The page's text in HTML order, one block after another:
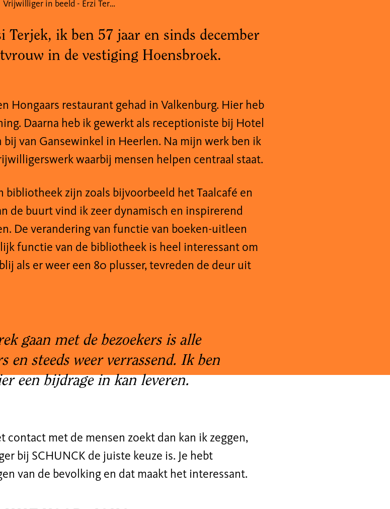
Vrijwilliger in beeld - Erzi Terjek
Terjek, ik ben 57 jaar en sinds december
in de vestiging Hoensbroek.
Hongaars restaurant gehad in Valkenburg. Hier heb
Daarna heb ik gewerkt als receptioniste bij Hotel
bij van Gansewinkel in Heerlen. Na mijn werk ben ik
waarbij mensen helpen centraal staat.
bibliotheek zijn zoals bijvoorbeeld het Taalcafé en
de buurt vind ik zeer dynamisch en inspirerend
De verandering van functie van boeken-uitleen
functie van de bibliotheek is heel interessant om
als er weer een 80 plusser, tevreden de deur uit
gaan met de bezoekers is alle
en steeds weer verrassend. Ik ben
een bijdrage in kan leveren.
contact met de mensen zoekt dan kan ik zeggen,
bij SCHUNCK de juiste keuze is. Je hebt
van de bevolking en dat maakt het interessant.